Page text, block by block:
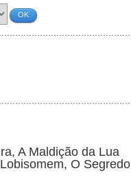
OK
A Maldição da Lua
O Segredo